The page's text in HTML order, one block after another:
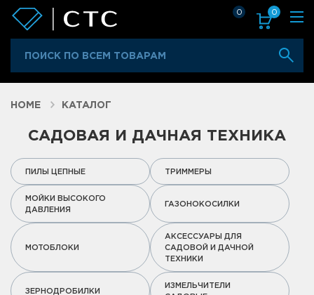
0 0
HOME КАТАЛОГ
САДОВАЯ И ДАЧНАЯ ТЕХНИКА
ПИЛЫ ЦЕПНЫЕ ТРИММЕРЫ
МОЙКИ ВЫСОКОГО
ДАВЛЕНИЯ
ГАЗОНОКОСИЛКИ
МОТОБЛОКИ
АКСЕССУАРЫ ДЛЯ
САДОВОЙ И ДАЧНОЙ
ТЕХНИКИ
ЗЕРНОДРОБИЛКИ
ИЗМЕЛЬЧИТЕЛИ